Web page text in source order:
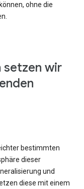
ohne die
setzen wir
bestimmten
dieser
und
diese mit einem